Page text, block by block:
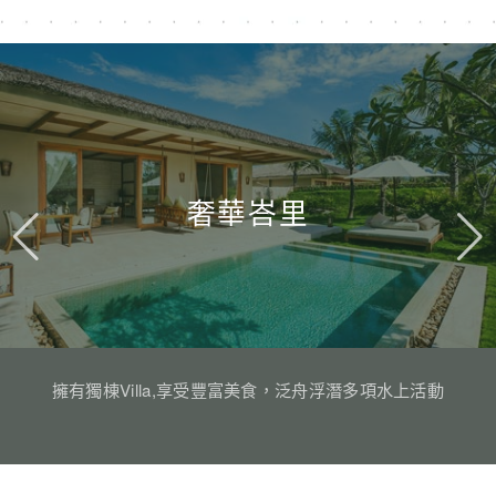
奢華峇里
擁有獨棟Villa,享受豐富美食，泛舟浮潛多項水上活動